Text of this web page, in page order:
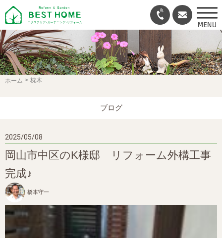
ホーム 枕木
ブログ
2025/05/08
岡山市中区のK様邸 リフォーム外構工事
完成♪
橋本守一